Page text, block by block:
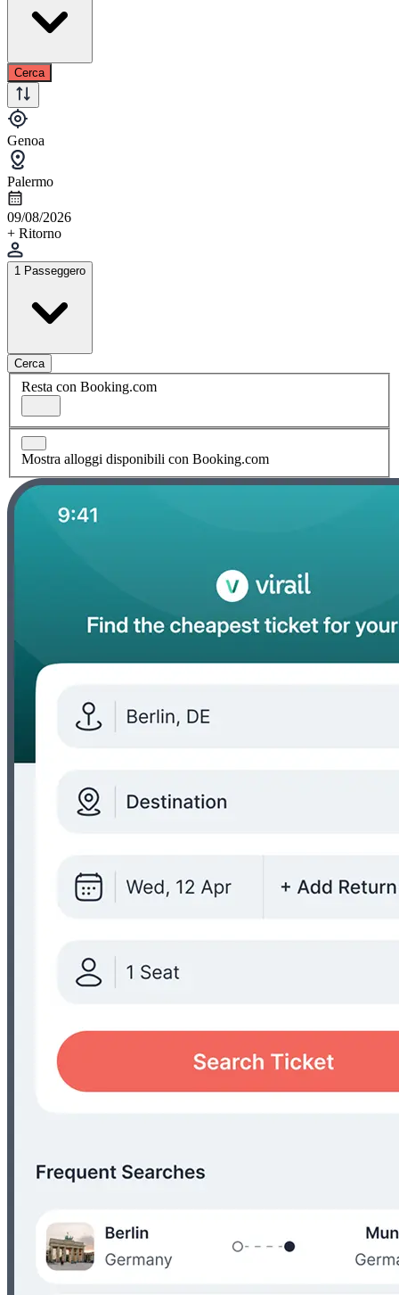
Cerca
Genoa
Palermo
09/08/2026
+ Ritorno
1 Passeggero
Cerca
Resta con Booking.com
Mostra alloggi disponibili con Booking.com